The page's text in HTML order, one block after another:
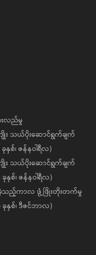
လည်မှု
း သယ်ပိုးဆောင်ရွက်ချက်
နှစ်၊ ဇန်နဝါရီလ)
း သယ်ပိုးဆောင်ရွက်ချက်
နှစ်၊ ဇန်နဝါရီလ)
ခဲ့သည့်ကာလ ဖွံ့ဖြိုးတိုးတက်မှု
ခုနှစ်၊ ဒီဇင်ဘာလ)